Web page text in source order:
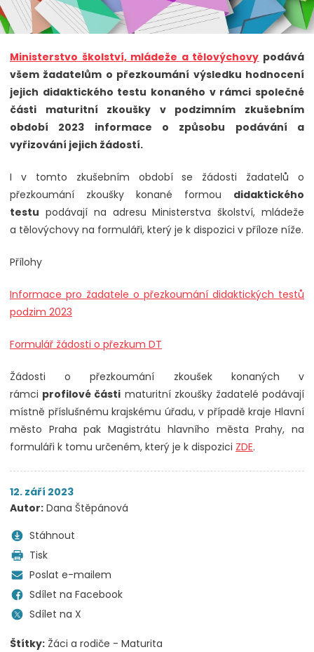
Ministerstvo školství, mládeže a tělovýchovy podává
všem žadatelům o přezkoumání výsledku hodnocení
jejich didaktického testu konaného v rámci společné
části maturitní zkoušky v podzimním zkušebním
období 2023 informace o způsobu podávání a
vyřizování jejich žádostí.
I v tomto zkušebním období se žádosti žadatelů o
přezkoumání zkoušky konané formou didaktického
testu podávají na adresu Ministerstva školství, mládeže
a tělovýchovy na formuláři, který je k dispozici v příloze níže.
Přílohy
Informace pro žadatele o přezkoumání didaktických testů
podzim 2023
Formulář žádosti o přezkum DT
Žádosti o přezkoumání zkoušek konaných v
rámci profilové části maturitní zkoušky žadatelé podávají
místně příslušnému krajskému úřadu, v případě kraje Hlavní
město Praha pak Magistrátu hlavního města Prahy, na
formuláři k tomu určeném, který je k dispozici ZDE.
12. září 2023
Autor: Dana Štěpánová
Stáhnout
Tisk
Poslat e-mailem
Sdílet na Facebook
Sdílet na X
Štítky: Žáci a rodiče - Maturita